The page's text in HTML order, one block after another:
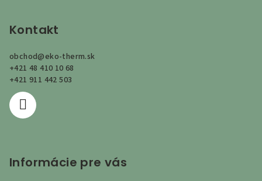
Kontakt
obchod@eko-therm.sk
+421 48 410 10 68
+421 911 442 503
Informácie pre vás